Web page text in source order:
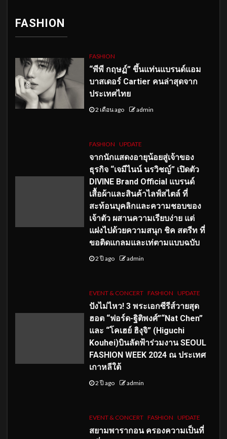
FASHION
FASHION
“พีพี กฤษฏ์” ขึ้นแท่นแบรนด์แอม
บาสเดอร์ Cartier คนล่าสุดจาก
ประเทศไทย
2 เดือน ago admin
FASHION UPDATE
จากนักแสดงอายุน้อยสู่เจ้าของ
ธุรกิจ “เจมีไนน์ นรวิชญ์” เปิดตัว
DIVINE Brand Official แบรนด์
เสื้อผ้าและสินค้าไลฟ์สไตล์ ที่
สะท้อนบุคลิกและความชอบของ
เจ้าตัว ผสานความเรียบง่าย แต่
แฝงไปด้วยความสนุก ชิค สตรีท ที่
ขอติดแกลมและเท่ตามแบบฉบับ
2 ปี ago admin
EVENT & CONCERT FASHION UPDATE
ปังไม่ไหว! 3 พระเอกซีรีส์วายสุด
ฮอต “ฟอร์ด-ฐิติพงศ์”“Nat Chen”
และ “โคเฮย์ ฮิงุจิ” (Higuchi
Kouhei)บินลัดฟ้าร่วมงาน SEOUL
FASHION WEEK 2024 ณ ประเทศ
เกาหลีใต้
2 ปี ago admin
EVENT & CONCERT FASHION UPDATE
สยามพารากอน ครองความเป็นที่